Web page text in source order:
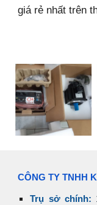
giá rẻ nhất trên
CÔNG TY TNHH
Trụ sở chính: